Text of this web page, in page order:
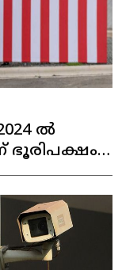
ൽ
ഭൂരിപക്ഷം,